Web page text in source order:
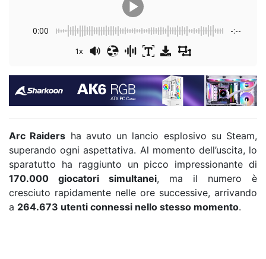
0:00 -:--
1x
Arc Raiders ha avuto un lancio esplosivo su Steam,
superando ogni aspettativa. Al momento dell’uscita, lo
sparatutto ha raggiunto un picco impressionante di
170.000 giocatori simultanei, ma il numero è
cresciuto rapidamente nelle ore successive, arrivando
a 264.673 utenti connessi nello stesso momento.